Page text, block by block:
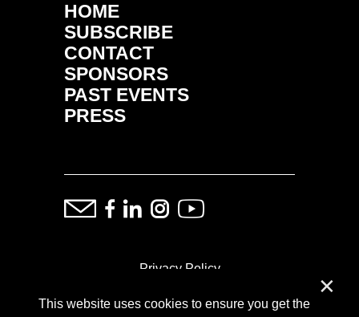
This website uses cookies to ensure you get the
✕
HOME
SUBSCRIBE
CONTACT
SPONSORS
PAST EVENTS
PRESS
Privacy Policy